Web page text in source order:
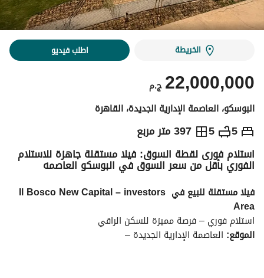
الخريطة اطلب فيديو
ج.م 22,000,000
البوسكو، العاصمة الإدارية الجديدة، القاهرة
5
5 397 متر مربع ج.م 22,000,000
التفاصيل الاتجاهات والمؤشرات رهن عقاري
استلام فورى لقطة السوق: فيلا مستقلة جاهزة للاستلام
الفوري بأقل من سعر السوق في البوسكو العاصمه
فيلا مستقلة للبيع في Il Bosco New Capital – investors
Area
استلام فوري – فرصة مميزة للسكن الراقي
الموقع: العاصمة الإدارية الجديدة –